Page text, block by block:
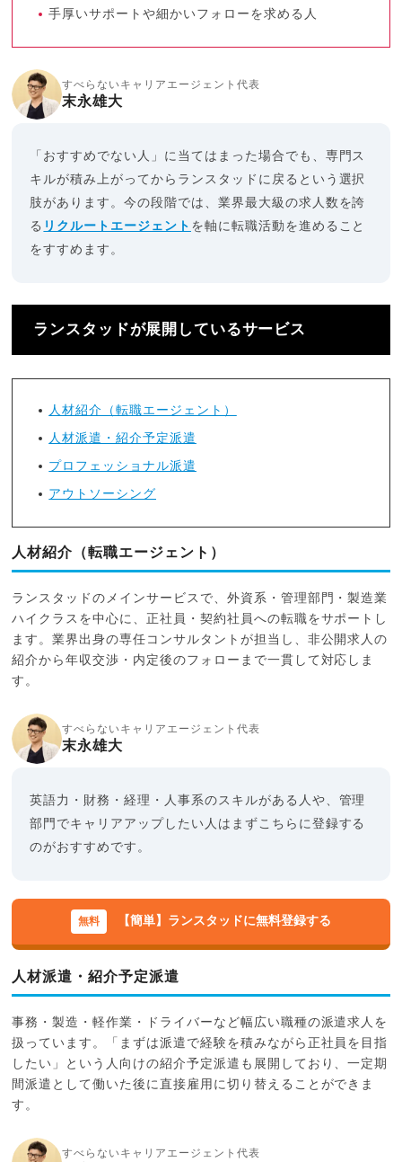
手厚いサポートや細かいフォローを求める人
すべらないキャリアエージェント代表
末永雄大
「おすすめでない人」に当てはまった場合でも、専門ス
キルが積み上がってからランスタッドに戻るという選択
肢があります。今の段階では、業界最大級の求人数を誇
る リクルートエージェント を軸に転職活動を進めること
をすすめます。
ランスタッドが展開しているサービス
人材紹介（転職エージェント）
人材派遣・紹介予定派遣
プロフェッショナル派遣
アウトソーシング
人材紹介（転職エージェント）
ランスタッドのメインサービスで、外資系・管理部門・製造業
ハイクラスを中心に、正社員・契約社員への転職をサポートし
ます。業界出身の専任コンサルタントが担当し、非公開求人の
紹介から年収交渉・内定後のフォローまで一貫して対応しま
す。
すべらないキャリアエージェント代表
末永雄大
英語力・財務・経理・人事系のスキルがある人や、管理
部門でキャリアアップしたい人はまずこちらに登録する
のがおすすめです。
【簡単】ランスタッドに無料登録する
人材派遣・紹介予定派遣
事務・製造・軽作業・ドライバーなど幅広い職種の派遣求人を
扱っています。「まずは派遣で経験を積みながら正社員を目指
したい」という人向けの紹介予定派遣も展開しており、一定期
間派遣として働いた後に直接雇用に切り替えることができま
す。
すべらないキャリアエージェント代表